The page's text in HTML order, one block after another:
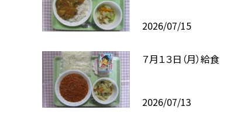
2026/07/15
７月１３日（月）給食
2026/07/13